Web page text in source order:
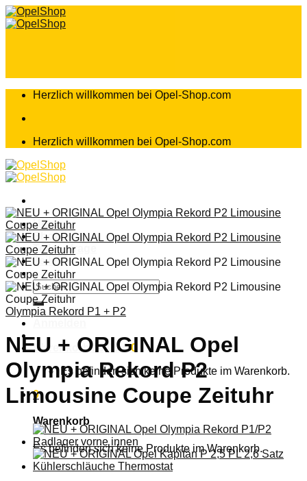
Zum
Inhalt
Herzlich willkommen bei Opel-Shop.com
Herzlich willkommen bei Opel-Shop.com
Home
Shop
Teileanfrage
Teileliste
Suchen
nach:
Warenkorb / 0,00€ 0
Es befinden sich keine Produkte im Warenkorb.
0
Warenkorb
Es befinden sich keine Produkte im Warenkorb.
Olympia Rekord P1 + P2
NEU + ORIGINAL Opel
Olympia Rekord P2
Limousine Coupe Zeituhr